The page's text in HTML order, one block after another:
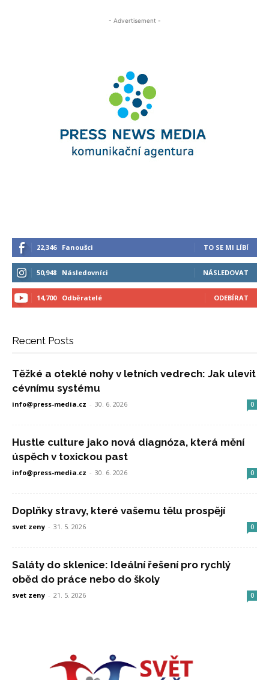
- Advertisement -
22,346 Fanoušci TO SE MI LÍBÍ
50,948 Následovníci NÁSLEDOVAT
14,700 Odběratelé ODEBÍRAT
Recent Posts
Těžké a oteklé nohy v letních vedrech: Jak ulevit
cévnímu systému
info@press-media.cz - 30. 6. 2026 0
Hustle culture jako nová diagnóza, která mění
úspěch v toxickou past
info@press-media.cz - 30. 6. 2026 0
Doplňky stravy, které vašemu tělu prospějí
svet zeny - 31. 5. 2026 0
Saláty do sklenice: Ideální řešení pro rychlý
oběd do práce nebo do školy
svet zeny - 21. 5. 2026 0